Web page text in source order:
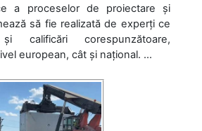
a proceselor de proiectare și
să fie realizată de experți ce
calificări corespunzătoare,
european, cât și național. ...